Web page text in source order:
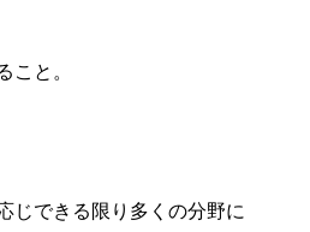
こと。
じできる限り多くの分野に